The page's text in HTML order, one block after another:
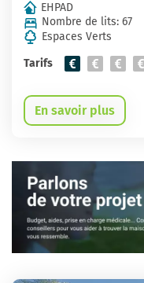
EHPAD
Nombre de lits: 67
Espaces Verts
Tarifs
En savoir plus